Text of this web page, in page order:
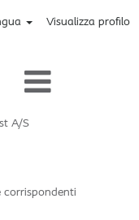
Visualizza profilo
A/S(pagina